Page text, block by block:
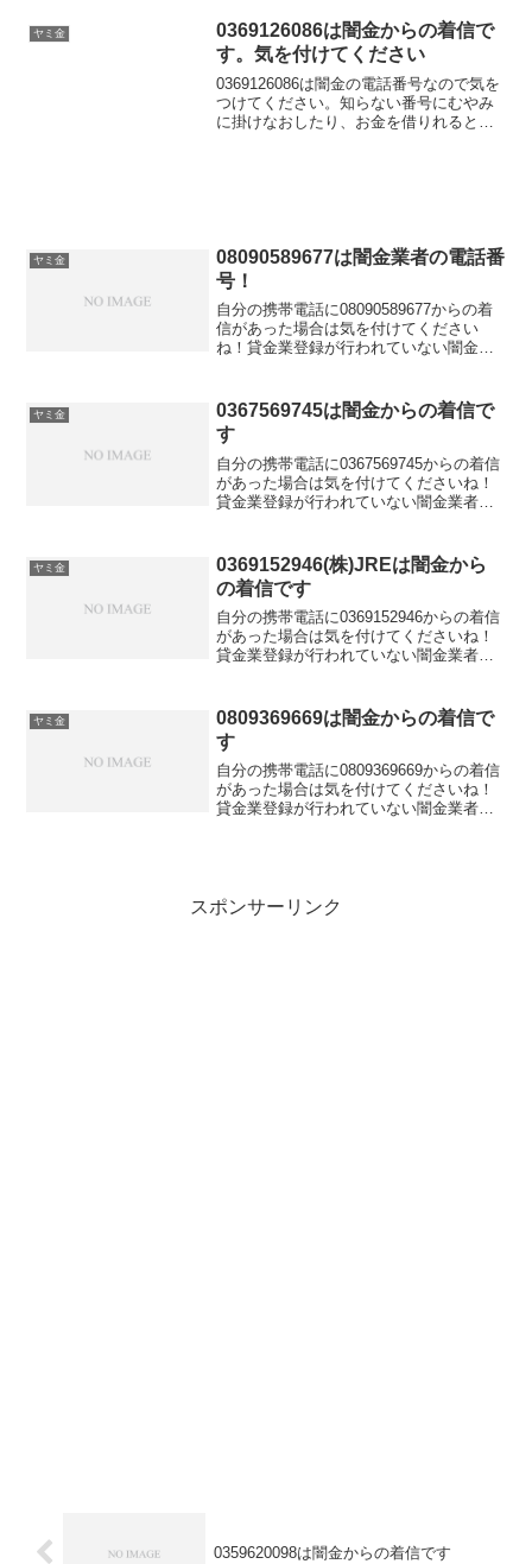
しょうか？」「今ならすぐにご融資可能
なので条件だけで...
ヤミ金
0369126086は闇金からの着信で
す。気を付けてください
0369126086は闇金の電話番号なので気を
つけてください。知らない番号にむやみ
に掛けなおしたり、お金を借りれると思
ヤミ金
08090589677は闇金業者の電話番
号！
自分の携帯電話に08090589677からの着
信があった場合は気を付けてください
ね！貸金業登録が行われていない闇金業
しょうか？」「今ならすぐにご融資可能
なので条件だけで...
ヤミ金
0367569745は闇金からの着信で
す
自分の携帯電話に0367569745からの着信
があった場合は気を付けてくださいね！
貸金業登録が行われていない闇金業者か
うか？」「今ならすぐにご融資可能なの
で条件だけでも...
ヤミ金
0369152946(株)JREは闇金から
の着信です
自分の携帯電話に0369152946からの着信
があった場合は気を付けてくださいね！
貸金業登録が行われていない闇金業者か
うか？」「今ならすぐにご融資可能なの
で条件だけでも...
ヤミ金
0809369669は闇金からの着信で
す
自分の携帯電話に0809369669からの着信
があった場合は気を付けてくださいね！
貸金業登録が行われていない闇金業者か
スポンサーリンク
0359620098は闇金からの着信です